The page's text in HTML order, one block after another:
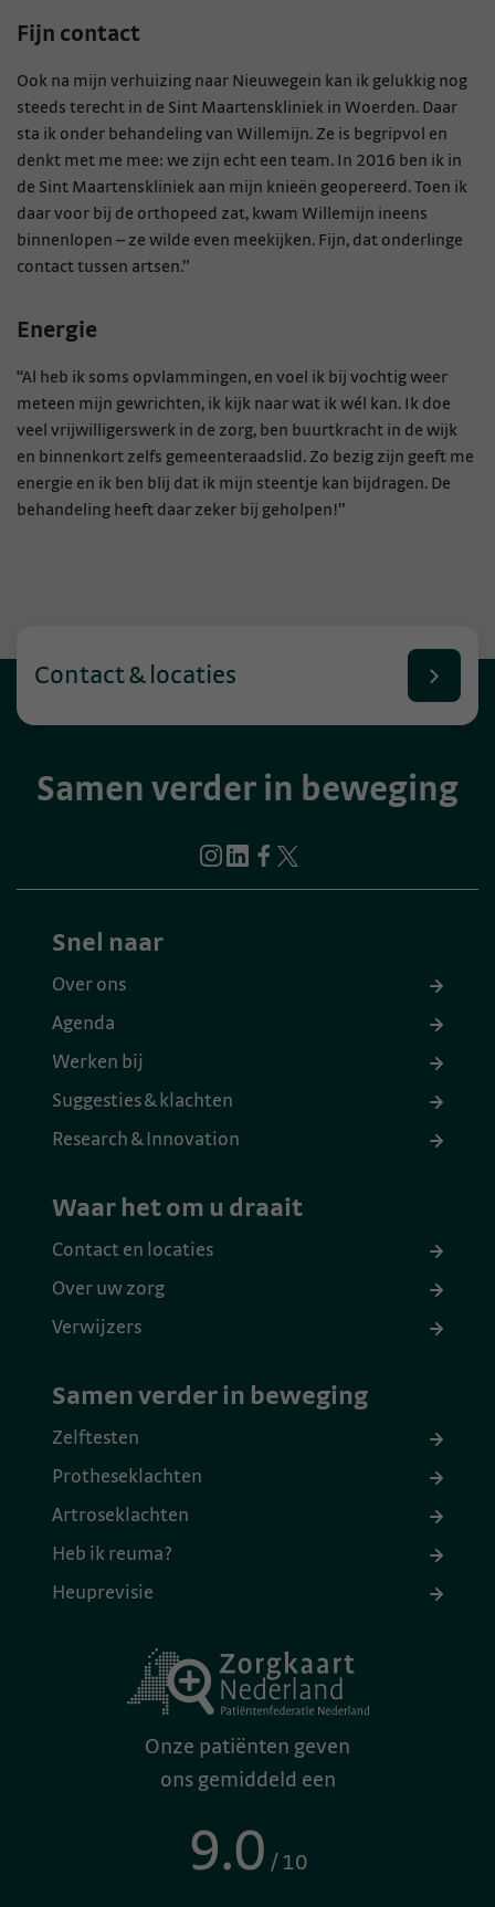
Fijn contact
Ook na mijn verhuizing naar Nieuwegein kan ik gelukkig nog
steeds terecht in de Sint Maartenskliniek in Woerden. Daar
sta ik onder behandeling van Willemijn. Ze is begripvol en
denkt met me mee: we zijn echt een team. In 2016 ben ik in
de Sint Maartenskliniek aan mijn knieën geopereerd. Toen ik
daar voor bij de orthopeed zat, kwam Willemijn ineens
binnenlopen – ze wilde even meekijken. Fijn, dat onderlinge
contact tussen artsen.”
Energie
“Al heb ik soms opvlammingen, en voel ik bij vochtig weer
meteen mijn gewrichten, ik kijk naar wat ik wél kan. Ik doe
veel vrijwilligerswerk in de zorg, ben buurtkracht in de wijk
en binnenkort zelfs gemeenteraadslid. Zo bezig zijn geeft me
energie en ik ben blij dat ik mijn steentje kan bijdragen. De
behandeling heeft daar zeker bij geholpen!”
Samen verder in beweging
Contact & locaties
Snel naar
Over ons
Agenda
Werken bij
Suggesties & klachten
Research & Innovation
Waar het om u draait
Contact en locaties
Over uw zorg
Verwijzers
Samen verder in beweging
Zelftesten
Protheseklachten
Artroseklachten
Heb ik reuma?
Heuprevisie
Onze patiënten geven
ons gemiddeld een
9.0 / 10